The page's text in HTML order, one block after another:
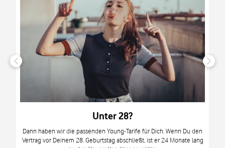
Unter 28?
Dann haben wir die passenden Young-Tarife für Dich. Wenn Du den
Vertrag vor Deinem 28. Geburtstag abschließt, ist er 24 Monate lang